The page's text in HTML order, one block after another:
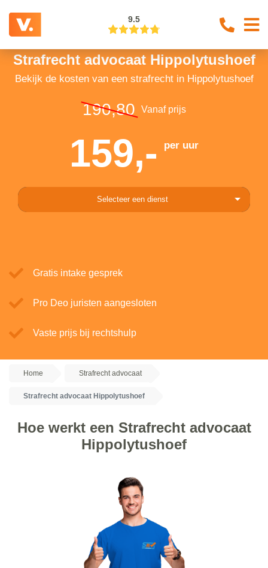
9.5
Strafrecht advocaat Hippolytushoef
Bekijk de kosten van een strafrecht in Hippolytushoef
190,80 Vanaf prijs
159,- per uur
Selecteer een dienst
Gratis intake gesprek
Pro Deo juristen aangesloten
Vaste prijs bij rechtshulp
Home Strafrecht advocaat
Strafrecht advocaat Hippolytushoef
Hoe werkt een Strafrecht advocaat
Hippolytushoef